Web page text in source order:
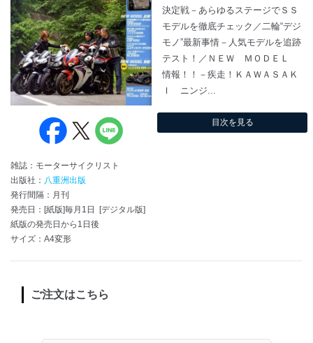
雑誌：モーターサイクリスト
出版社： 八重洲出版
発行間隔：月刊
発売日：[紙版]毎月1日 [デジタル版]
紙版の発売日から1日後
サイズ：A4変形
決定戦－あらゆるステージでＳＳ
モデルを徹底チェック／二輪“デジ
モノ”最新事情－人気モデルを追跡
テスト！／ＮＥＷ ＭＯＤＥＬ
情報！！－疾走！ＫＡＷＡＳＡＫ
Ｉ ニンジ...
目次を見る
ご注文はこちら